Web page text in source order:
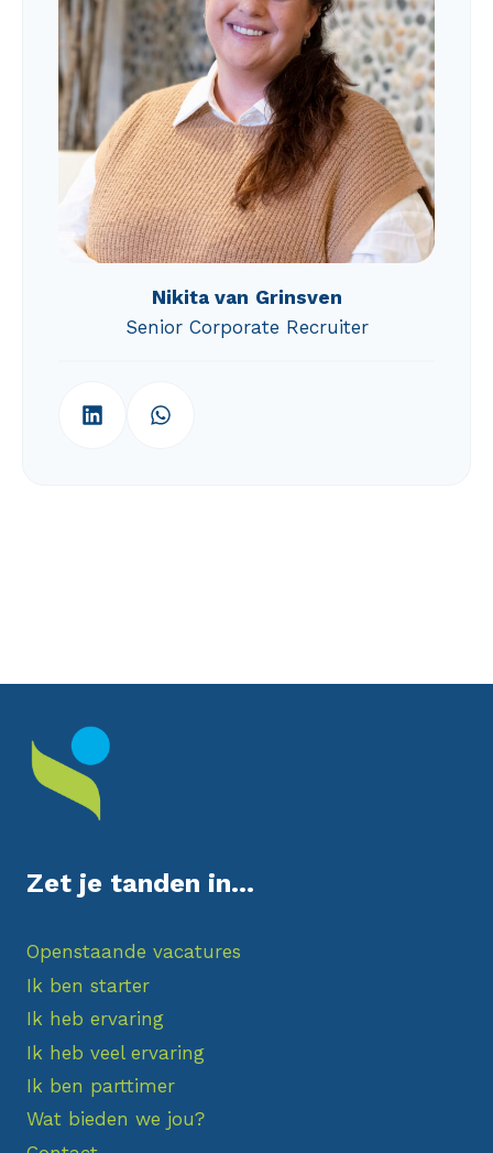
Nikita van Grinsven
Senior Corporate Recruiter
Zet je tanden in...
Openstaande vacatures
Ik ben starter
Ik heb ervaring
Ik heb veel ervaring
Ik ben parttimer
Wat bieden we jou?